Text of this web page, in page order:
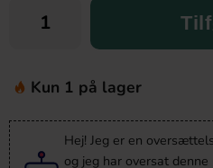
Kun 1 på lager
Hej! Jeg er en
og jeg har oversat